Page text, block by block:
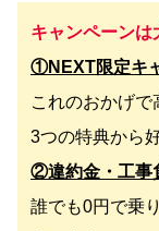
キャンペーンは
①NEXT限定キ
これのおかげで
3つの特典から
②違約金・工事
誰でも0円で乗